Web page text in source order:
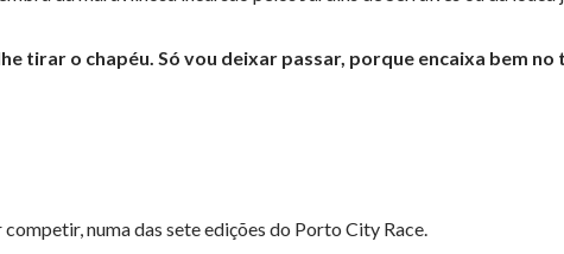
tirar o chapéu. Só vou deixar passar, porque encaixa bem
numa das sete edições do Porto City Race.